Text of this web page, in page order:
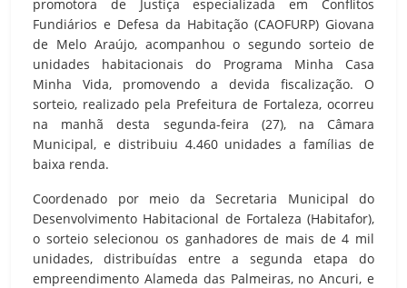
promotora de Justiça especializada em Conflitos
Fundiários e Defesa da Habitação (CAOFURP) Giovana
de Melo Araújo, acompanhou o segundo sorteio de
unidades habitacionais do Programa Minha Casa
Minha Vida, promovendo a devida fiscalização. O
sorteio, realizado pela Prefeitura de Fortaleza, ocorreu
na manhã desta segunda-feira (27), na Câmara
Municipal, e distribuiu 4.460 unidades a famílias de
baixa renda.
Coordenado por meio da Secretaria Municipal do
Desenvolvimento Habitacional de Fortaleza (Habitafor),
o sorteio selecionou os ganhadores de mais de 4 mil
unidades, distribuídas entre a segunda etapa do
empreendimento Alameda das Palmeiras, no Ancuri, e